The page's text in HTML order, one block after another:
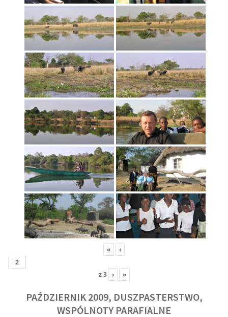
« ‹
z3 › »
PAŹDZIERNIK 2009, DUSZPASTERSTWO,
WSPÓLNOTY PARAFIALNE